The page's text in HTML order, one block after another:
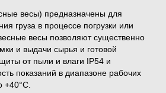
весы) предназначены для
груза в процессе погрузки или
весы позволяют существенно
и выдачи сырья и готовой
от пыли и влаги IP54 и
показаний в диапазоне рабочих
+40°С.